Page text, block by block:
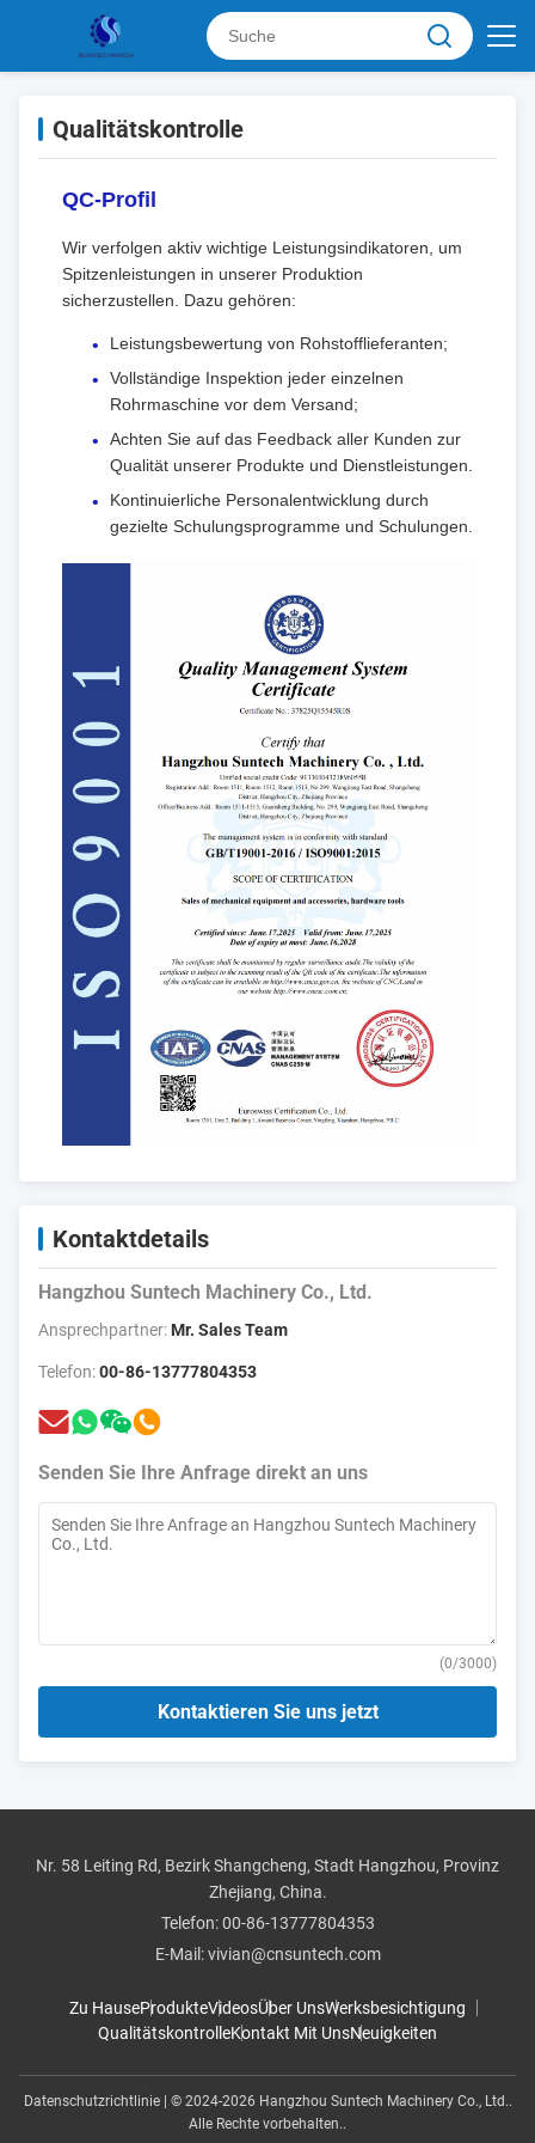
Qualitätskontrolle
QC-Profil
Wir verfolgen aktiv wichtige Leistungsindikatoren, um
Spitzenleistungen in unserer Produktion
sicherzustellen. Dazu gehören:
Leistungsbewertung von Rohstofflieferanten;
Vollständige Inspektion jeder einzelnen
Rohrmaschine vor dem Versand;
Achten Sie auf das Feedback aller Kunden zur
Qualität unserer Produkte und Dienstleistungen.
Kontinuierliche Personalentwicklung durch
gezielte Schulungsprogramme und Schulungen.
Kontaktdetails
Hangzhou Suntech Machinery Co., Ltd.
Ansprechpartner: Mr. Sales Team
Telefon:00-86-13777804353
Senden Sie Ihre Anfrage direkt an uns
(0/3000)
Kontaktieren Sie uns jetzt
Nr. 58 Leiting Rd, Bezirk Shangcheng, Stadt Hangzhou, Provinz
Zhejiang, China.
Telefon:00-86-13777804353
E-Mail:vivian@cnsuntech.com
Zu HauseProdukteVideosÜber UnsWerksbesichtigung
QualitätskontrolleKontakt Mit UnsNeuigkeiten
Datenschutzrichtlinie| © 2024-2026 Hangzhou Suntech Machinery Co., Ltd..
Alle Rechte vorbehalten..